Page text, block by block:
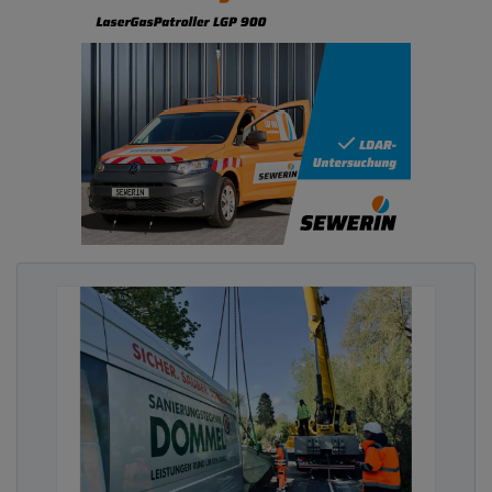
Die Substanz würde ich insgesamt als sehr solide
bezeichnen. Rund 49 % der Kanäle weisen Schäden
mit langfristigem Handlungsbedarf auf – hier
überwiegend Reparaturbedarf – und 12 % Schäden
mit mittelfristigerem Handlungsbedarf. Lediglich
bei 1% besteht sofortiger Handlungsbedarf.
Advertising
Abonnieren Sie unseren Newsletter mit
Kommunalwirtschaft!
Welche Schwerpunkte setzen Sie bei der
Ausführung des Sanierungskonzeptes in
Frankfurt?
: Das Kanalnetz zählt zu den größten
Infrastrukturwerten Frankfurts. Ziel ist, dieses